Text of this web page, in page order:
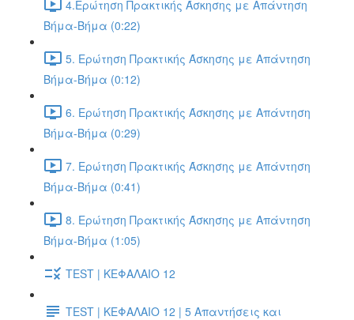
4.Ερώτηση Πρακτικής Άσκησης με Απάντηση
Βήμα-Βήμα (0:22)
5. Ερώτηση Πρακτικής Άσκησης με Απάντηση
Βήμα-Βήμα (0:12)
6. Ερώτηση Πρακτικής Άσκησης με Απάντηση
Βήμα-Βήμα (0:29)
7. Ερώτηση Πρακτικής Άσκησης με Απάντηση
Βήμα-Βήμα (0:41)
8. Ερώτηση Πρακτικής Άσκησης με Απάντηση
Βήμα-Βήμα (1:05)
TEST | ΚΕΦΑΛΑΙΟ 12
TEST | ΚΕΦΑΛΑΙΟ 12 | 5 Απαντήσεις και